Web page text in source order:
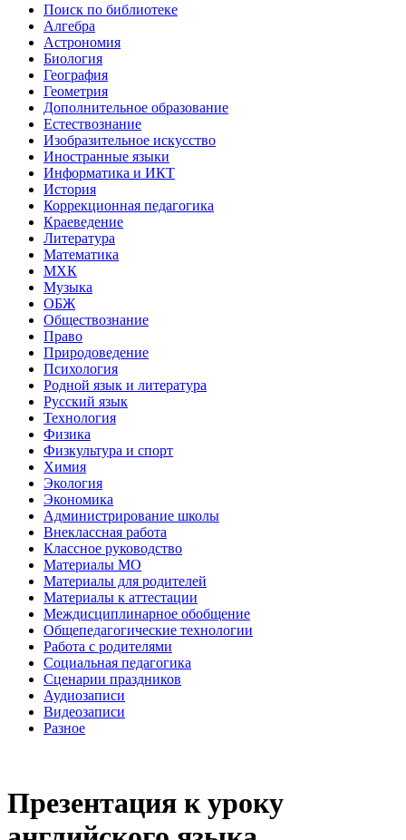
Поиск по библиотеке
Алгебра
Астрономия
Биология
География
Геометрия
Дополнительное образование
Естествознание
Изобразительное искусство
Иностранные языки
Информатика и ИКТ
История
Коррекционная педагогика
Краеведение
Литература
Математика
МХК
Музыка
ОБЖ
Обществознание
Право
Природоведение
Психология
Родной язык и литература
Русский язык
Технология
Физика
Физкультура и спорт
Химия
Экология
Экономика
Администрирование школы
Внеклассная работа
Классное руководство
Материалы МО
Материалы для родителей
Материалы к аттестации
Междисциплинарное обобщение
Общепедагогические технологии
Работа с родителями
Социальная педагогика
Сценарии праздников
Аудиозаписи
Видеозаписи
Разное
Презентация к уроку